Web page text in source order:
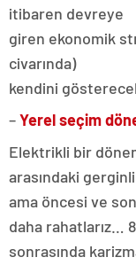
itibaren devreye
giren ekonomik
civarında)
kendini
–Yerel seçim
Elektrikli bir
arasındaki
ama öncesi ve
daha rahatlarız…
sonrasında